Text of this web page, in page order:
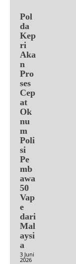
Pol
da
Kep
ri
Aka
n
Pro
ses
Cep
at
Ok
nu
m
Poli
si
Pe
mb
awa
50
Vap
e
dari
Mal
aysi
a
3 Juni
2026